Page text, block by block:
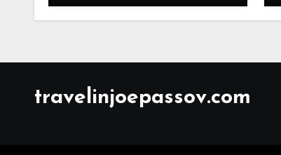
travelinjoepassov.com